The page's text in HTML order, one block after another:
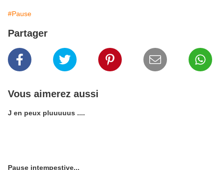
#Pause
Partager
Vous aimerez aussi
J en peux pluuuuus ....
Pause intempestive...